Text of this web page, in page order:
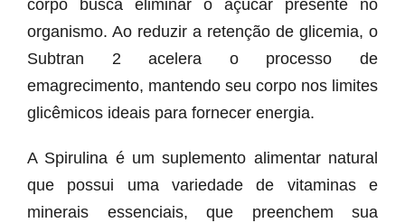
corpo busca eliminar o açúcar presente no
organismo. Ao reduzir a retenção de glicemia, o
Subtran 2 acelera o processo de
emagrecimento, mantendo seu corpo nos limites
glicêmicos ideais para fornecer energia.
A Spirulina é um suplemento alimentar natural
que possui uma variedade de vitaminas e
minerais essenciais, que preenchem sua